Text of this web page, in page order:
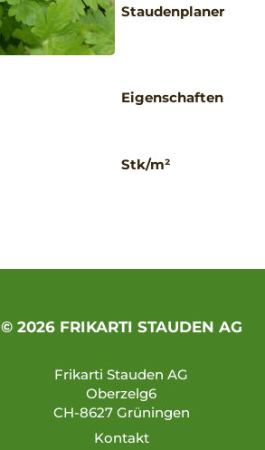
Staudenplaner
Eigenschaften
Stk/m²
© 2026 FRIKARTI STAUDEN AG
Frikarti Stauden AG
Oberzelg6
CH-8627 Grüningen
Kontakt